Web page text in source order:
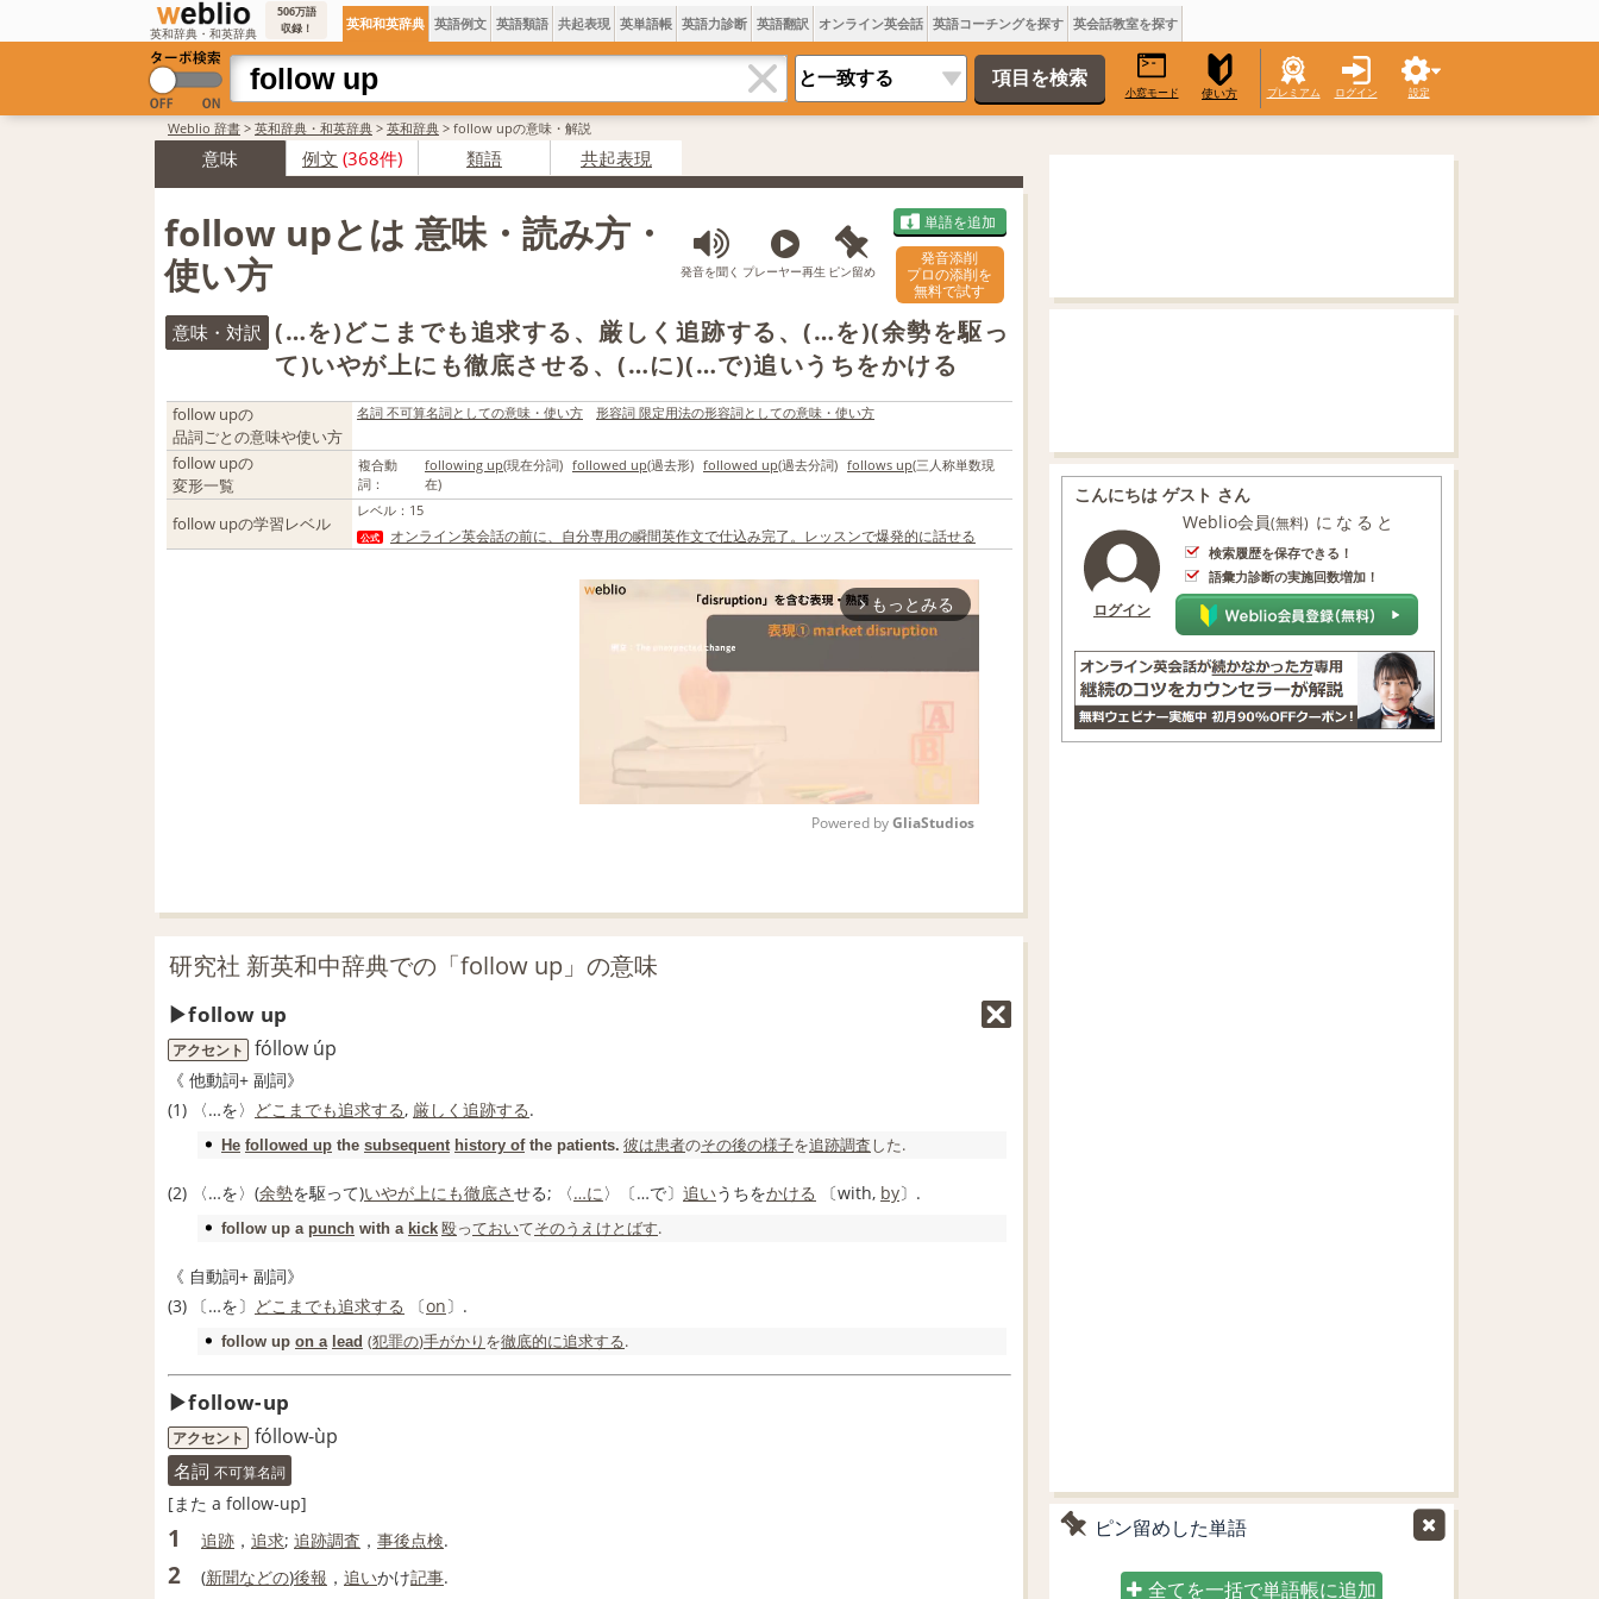
英和辞典・和英辞典
506万語
収録！
英和和英辞典 英語例文 英語類語 共起表現 英単語帳 英語力診断 英語翻訳 オンライン英会話 英語コーチングを探す 英会話教室を探す
小窓モード 使い方 プレミアム ログイン 設定
Weblio 辞書 > 英和辞典・和英辞典 > 英和辞典 > follow upの意味・解説
意味 例文 (368件) 類語 共起表現
follow upとは 意味・読み方・
使い方
発音を聞く プレーヤー再生 ピン留め
単語を追加
発音添削
プロの添削を
無料で試す
意味・対訳
(…を)どこまでも追求する、厳しく追跡する、(…を)(余勢を駆っ
て)いやが上にも徹底させる、(…に)(…で)追いうちをかける
follow upの
品詞ごとの意味や使い方
名詞 不可算名詞としての意味・使い方 形容詞 限定用法の形容詞としての意味・使い方
follow upの
変形一覧
複合動
詞：
following up(現在分詞) followed up(過去形) followed up(過去分詞) follows up(三人称単数現
在)
follow upの学習レベル
レベル ： 15
公式 オンライン英会話の前に、自分専用の瞬間英作文で仕込み完了。レッスンで爆発的に話せる
arrow_forward_ios もっとみる
Powered by GliaStudios
研究社 新英和中辞典での「follow up」の意味
follow up
アクセント fóllow úp
《 他動詞+ 副詞》
(1) 〈…を〉 どこまでも追求する, 厳しく 追跡する.
He followed up the subsequent history ofthe patients. 彼は患者のその後の様子を追跡調査した.
(2) 〈…を〉(余勢を駆って)いやが上にも徹底させる; 〈…に〉〔…で〕 追いうちをかける 〔with, by〕.
follow up a punch with a kick 殴っておいてそのうえ けとばす.
《 自動詞+ 副詞》
(3) 〔…を〕 どこまでも追求する 〔on〕.
follow up on a lead (犯罪の)手がかり を徹底的に追求する.
follow‐up
アクセント fóllow‐ùp
名詞 不可算名詞
[また a follow‐up]
1 追跡 ， 追求; 追跡調査 ， 事後点検.
2 (新聞などの)後報 ， 追いかけ記事.
こんにちは ゲスト さん
ログイン
Weblio会員(無料) になると
検索履歴を保存できる！
語彙力診断の実施回数増加！
ピン留めした単語
全てを一括で単語帳に追加